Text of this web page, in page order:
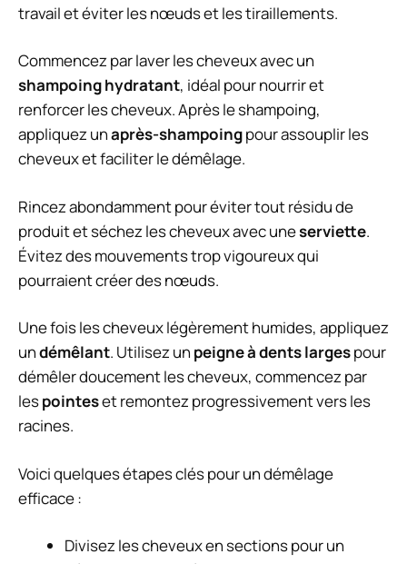
travail et éviter les nœuds et les tiraillements.
Commencez par laver les cheveux avec un
shampoing hydratant, idéal pour nourrir et
renforcer les cheveux. Après le shampoing,
appliquez unaprès-shampoingpour assouplir les
cheveux et faciliter le démêlage.
Rincez abondamment pour éviter tout résidu de
produit et séchez les cheveux avec uneserviette.
Évitez des mouvements trop vigoureux qui
pourraient créer des nœuds.
Une fois les cheveux légèrement humides, appliquez
undémêlant. Utilisez un peigne à dents largespour
démêler doucement les cheveux, commencez par
lespointeset remontez progressivement vers les
racines.
Voici quelques étapes clés pour un démêlage
efficace :
Divisez les cheveux en sections pour un